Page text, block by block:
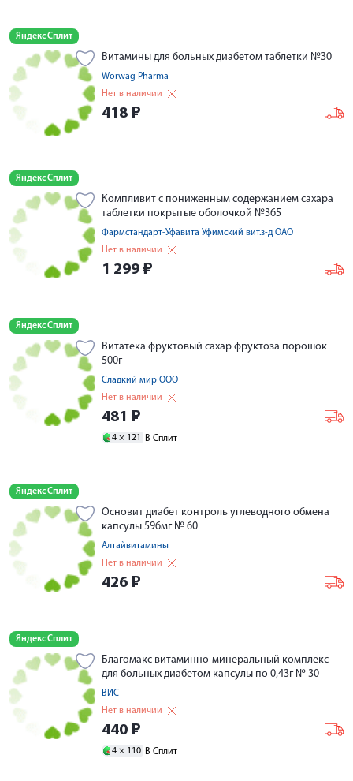
Яндекс Сплит
Витамины для больных диабетом таблетки №30
Worwag Pharma
Нет в наличии
418 ₽
Яндекс Сплит
Компливит с пониженным содержанием сахара
таблетки покрытые оболочкой №365
Фармстандарт-Уфавита Уфимский вит.з-д ОАО
Нет в наличии
1 299 ₽
Яндекс Сплит
Витатека фруктовый сахар фруктоза порошок
500г
Сладкий мир ООО
Нет в наличии
481 ₽
4 × 121 В Сплит
Яндекс Сплит
Основит диабет контроль углеводного обмена
капсулы 596мг № 60
Алтайвитамины
Нет в наличии
426 ₽
Яндекс Сплит
Благомакс витаминно-минеральный комплекс
для больных диабетом капсулы по 0,43г № 30
ВИС
Нет в наличии
440 ₽
4 × 110 В Сплит